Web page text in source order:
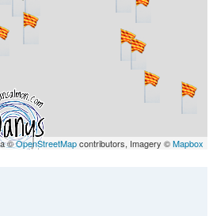
©OpenStreetMapcontributors, Imagery ©Mapbox